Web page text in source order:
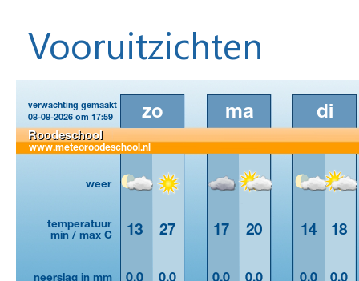
Vooruitzichten